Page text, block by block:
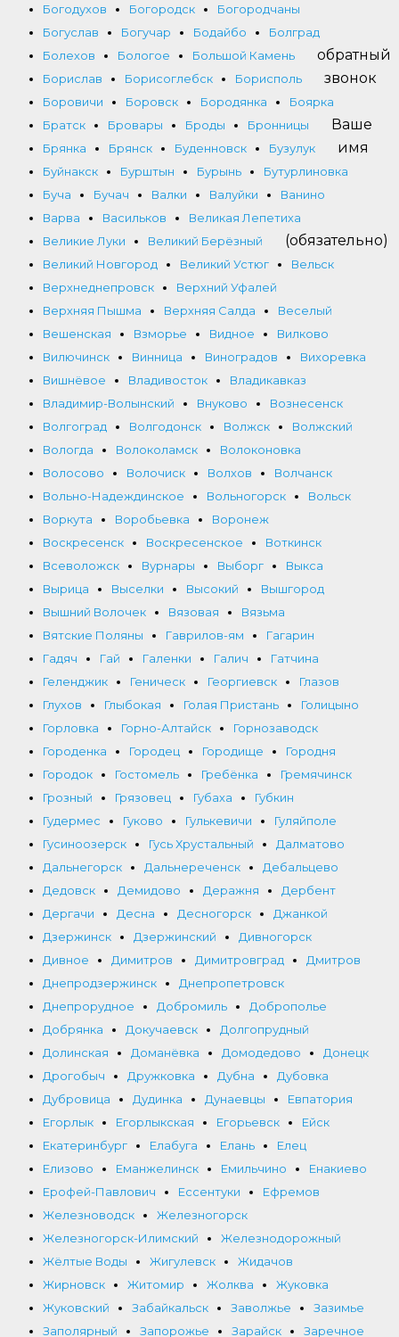
Богодухов
Богородск
Богородчаны
Богуслав
Богучар Бодайбо
Болград
Болехов
Бологое
Большой Камень
Борислав
Борисоглебск
Борисполь
Боровичи
Боровск Бородянка
Боярка
Братск
Бровары Броды
Бронницы
Брянка
Брянск Буденновск
Бузулук
Буйнакск
Бурштын Бурынь
Бутурлиновка
Буча
Бучач Валки Валуйки
Ванино
Варва
Васильков
Великая Лепетиха
Великие Луки
Великий Берёзный
Великий Новгород
Великий Устюг
Вельск
Верхнеднепровск
Верхний Уфалей
Верхняя Пышма
Верхняя Салда
Веселый
Вешенская
Взморье Видное
Вилково
Вилючинск
Винница Виноградов
Вихоревка
Вишнёвое
Владивосток
Владикавказ
Владимир-Волынский
Внуково
Вознесенск
Волгоград
Волгодонск Волжск
Волжский
Вологда
Волоколамск
Волоконовка
Волосово
Волочиск Волхов
Волчанск
Вольно-Надеждинское
Вольногорск
Вольск
Воркута
Воробьевка
Воронеж
Воскресенск
Воскресенское
Воткинск
Всеволожск
Вурнары Выборг
Выкса
Вырица
Выселки Высокий
Вышгород
Вышний Волочек
Вязовая
Вязьма
Вятские Поляны
Гаврилов-ям
Гагарин
Гадяч
Гай Галенки Галич
Гатчина
Геленджик
Геническ Георгиевск
Глазов
Глухов
Глыбокая Голая Пристань
Голицыно
Горловка
Горно-Алтайск
Горнозаводск
Городенка
Городец Городище
Городня
Городок
Гостомель Гребёнка
Гремячинск
Грозный
Грязовец Губаха
Губкин
Гудермес
Гуково Гулькевичи
Гуляйполе
Гусиноозерск
Гусь Хрустальный
Далматово
Дальнегорск
Дальнереченск
Дебальцево
Дедовск
Демидово Деражня
Дербент
Дергачи
Десна Десногорск
Джанкой
Дзержинск
Дзержинский
Дивногорск
Дивное
Димитров Димитровград
Дмитров
Днепродзержинск
Днепропетровск
Днепрорудное
Добромиль
Доброполье
Добрянка
Докучаевск
Долгопрудный
Долинская
Доманёвка Домодедово
Донецк
Дрогобыч
Дружковка Дубна
Дубовка
Дубровица
Дудинка Дунаевцы
Евпатория
Егорлык
Егорлыкская Егорьевск
Ейск
Екатеринбург
Елабуга Елань
Елец
Елизово
Еманжелинск Емильчино
Енакиево
Ерофей-Павлович
Ессентуки
Ефремов
Железноводск
Железногорск
Железногорск-Илимский
Железнодорожный
Жёлтые Воды
Жигулевск
Жидачов
Жирновск
Житомир Жолква
Жуковка
Жуковский
Забайкальск Заволжье
Зазимье
Заполярный
Запорожье Зарайск Заречное
обратный
звонок
Ваше
имя
(обязательно)